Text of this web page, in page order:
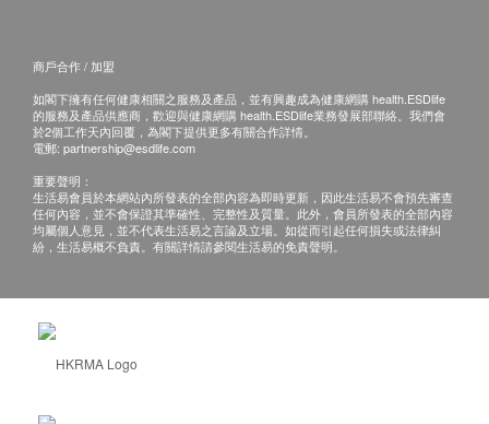
商戶合作 / 加盟
如閣下擁有任何健康相關之服務及產品，並有興趣成為健康網購 health.ESDlife
的服務及產品供應商，歡迎與健康網購 health.ESDlife業務發展部聯絡。我們會
於2個工作天內回覆，為閣下提供更多有關合作詳情。
電郵: partnership@esdlife.com
重要聲明：
生活易會員於本網站內所發表的全部內容為即時更新，因此生活易不會預先審查
任何內容，並不會保證其準確性、完整性及質量。此外，會員所發表的全部內容
均屬個人意見，並不代表生活易之言論及立場。如從而引起任何損失或法律糾
紛，生活易概不負責。有關詳情請參閱生活易的免責聲明。